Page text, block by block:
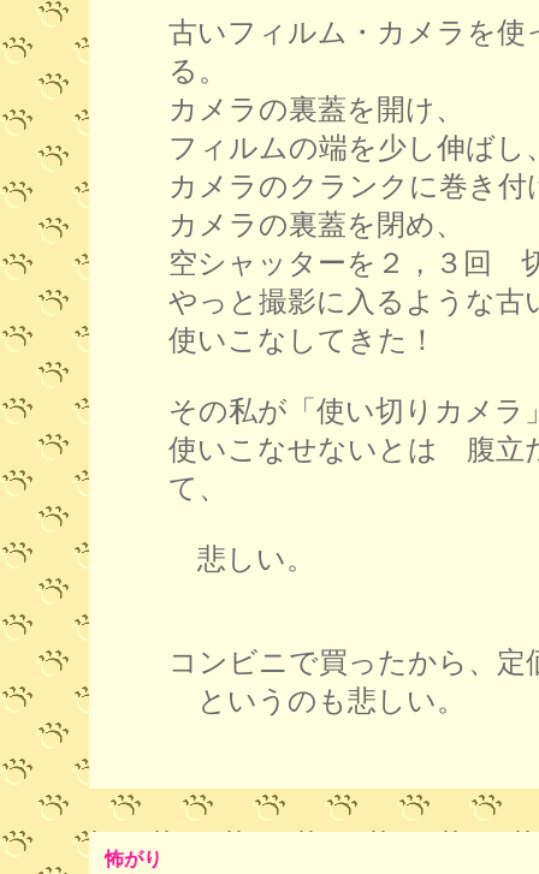
古いフィルム・カメラを使
る。
カメラの裏蓋を開け、
フィルムの端を少し伸ばし
カメラのクランクに巻き付
カメラの裏蓋を閉め、
空シャッターを２，３回
やっと撮影に入るような古
使いこなしてきた！
その私が「使い切りカメラ
使いこなせないとは 腹立
て、
悲しい。
コンビニで買ったから、定
というのも悲しい。
怖がり